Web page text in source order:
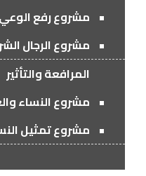
مشروع رفع
مشروع الرجال
المرافعة والتأثير
مشروع النساء
مشروع تمثيل